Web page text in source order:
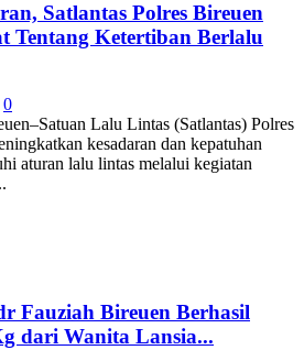
Satlantas Polres Bireuen
Tentang Ketertiban Berlalu
0
Lalu Lintas (Satlantas) Polres
kesadaran dan kepatuhan
aturan lalu lintas melalui kegiatan
Fauziah Bireuen Berhasil
dari Wanita Lansia...